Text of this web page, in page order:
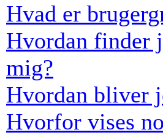
Hvad er
Hvordan finder
mig?
Hvordan bliver
Hvorfor vises